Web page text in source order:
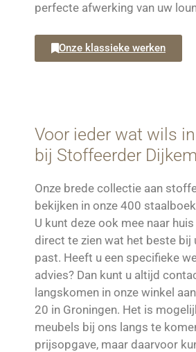
perfecte afwerking van uw
Onze klassieke werken
Voor ieder wat wils
bij Stoffeerder
Onze brede collectie aan
bekijken in onze 400
U kunt deze ook mee naar
direct te zien wat het beste bij
past. Heeft u een specifieke
advies? Dan kunt u altijd
langskomen in onze winkel
20 in Groningen. Het is
meubels bij ons langs te
prijsopgave, maar daarvoor